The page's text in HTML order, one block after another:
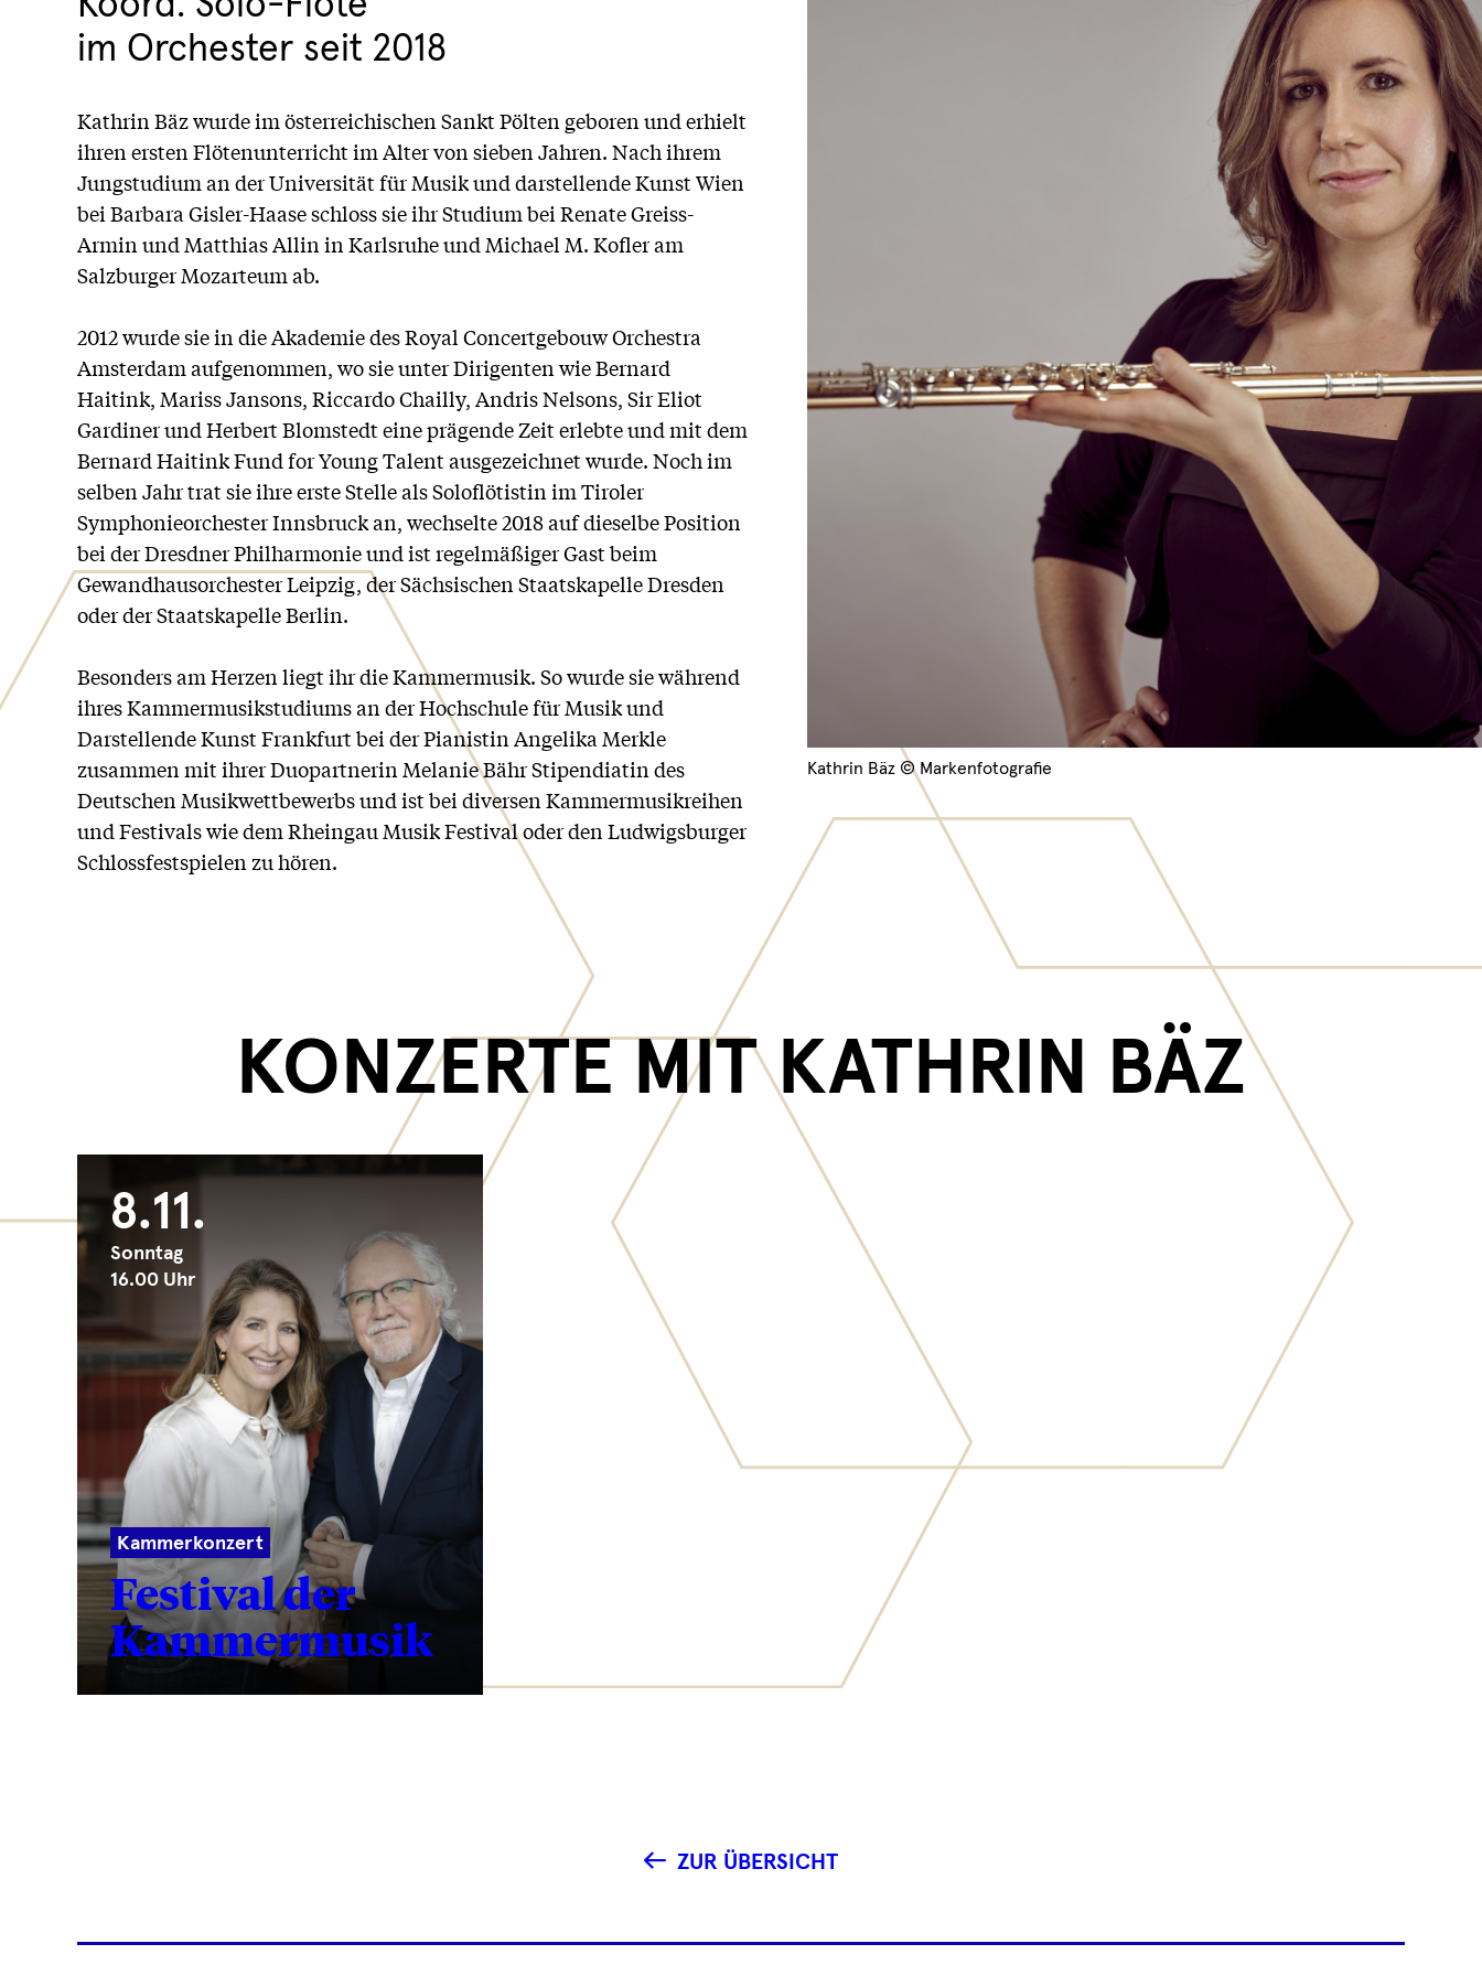
Kathrin Bäz © Markenfotografie
im Orchester seit 2018
Kathrin Bäz wurde im österreichischen Sankt Pölten geboren und erhielt
ihren ersten Flötenunterricht im Alter von sieben Jahren. Nach ihrem
Jungstudium an der Universität für Musik und darstellende Kunst Wien
bei Barbara Gisler-Haase schloss sie ihr Studium bei Renate Greiss-
Armin und Matthias Allin in Karlsruhe und Michael M. Kofler am
Salzburger Mozarteum ab.
2012 wurde sie in die Akademie des Royal Concertgebouw Orchestra
Amsterdam aufgenommen, wo sie unter Dirigenten wie Bernard
Haitink, Mariss Jansons, Riccardo Chailly, Andris Nelsons, Sir Eliot
Gardiner und Herbert Blomstedt eine prägende Zeit erlebte und mit dem
Bernard Haitink Fund for Young Talent ausgezeichnet wurde. Noch im
selben Jahr trat sie ihre erste Stelle als Soloflötistin im Tiroler
Symphonieorchester Innsbruck an, wechselte 2018 auf dieselbe Position
bei der Dresdner Philharmonie und ist regelmäßiger Gast beim
Gewandhausorchester Leipzig, der Sächsischen Staatskapelle Dresden
oder der Staatskapelle Berlin.
Besonders am Herzen liegt ihr die Kammermusik. So wurde sie während
ihres Kammermusikstudiums an der Hochschule für Musik und
Darstellende Kunst Frankfurt bei der Pianistin Angelika Merkle
zusammen mit ihrer Duopartnerin Melanie Bähr Stipendiatin des
Deutschen Musikwettbewerbs und ist bei diversen Kammermusikreihen
und Festivals wie dem Rheingau Musik Festival oder den Ludwigsburger
Schlossfestspielen zu hören.
KONZERTE MIT KATHRIN BÄZ
8.11.
Sonntag
16.00 Uhr
Kammerkonzert
Festival der
Kammermusik
ZUR ÜBERSICHT